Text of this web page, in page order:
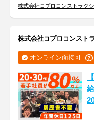
株式会社コプロコンストラク
株式会社コプロコンスト
オンライン面接可